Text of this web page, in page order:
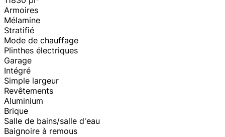
Armoires
Mélamine
Stratifié
Mode de chauffage
Plinthes électriques
Garage
Intégré
Simple largeur
Revêtements
Aluminium
Brique
Salle de bains/salle d'eau
Baignoire à remous